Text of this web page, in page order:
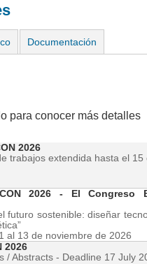
Documentación
para conocer más detalles
2026
trabajos extendida hasta el 15
2026 - El
futuro sostenible: diseñar
al 13 de noviembre de 2026
2026
/ Abstracts - Deadline 17 July